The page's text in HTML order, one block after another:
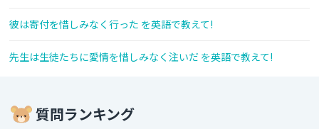
彼は寄付を惜しみなく行った を英語で教えて!
先生は生徒たちに愛情を惜しみなく注いだ を英語で教えて!
質問ランキング